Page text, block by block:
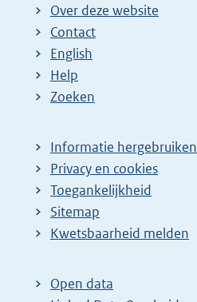
Over deze website
Contact
English
Help
Zoeken
Informatie hergebruiken
Privacy en cookies
Toegankelijkheid
Sitemap
E
t
e
Kwetsbaarheid melden
Open data